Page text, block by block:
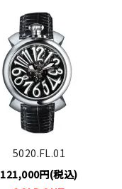
5020.FL.01
121,000円(税込)